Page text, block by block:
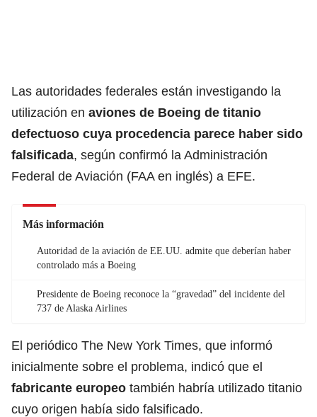
Las autoridades federales están investigando la
utilización en aviones de Boeing de titanio
defectuoso cuya procedencia parece haber sido
falsificada, según confirmó la Administración
Federal de Aviación (FAA en inglés) a EFE.
Más información
Autoridad de la aviación de EE.UU. admite que deberían haber
controlado más a Boeing
Presidente de Boeing reconoce la “gravedad” del incidente del
737 de Alaska Airlines
El periódico The New York Times, que informó
inicialmente sobre el problema, indicó que el
fabricante europeo también habría utilizado titanio
cuyo origen había sido falsificado.